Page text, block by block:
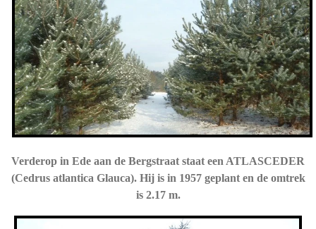
Verderop in Ede aan de Bergstraat staat een ATLASCEDER
(Cedrus atlantica Glauca). Hij is in 1957 geplant en de omtrek
is 2.17 m.